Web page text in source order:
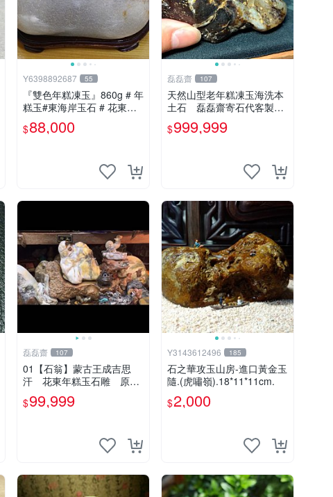
Y6398892687 55
『雙色年糕凍玉』860g # 年
糕玉#東海岸玉石 # 花東玉
石#總統石#台灣藍寶
$88,000
磊磊齋 107
天然山型老年糕凍玉海洗本
土石 磊磊齋寄石代客製石
雕切割研磨拋光養護盤珠台
灣藍寶東玉東海岸心臟石黑
$999,999
磊磊齋 107
01【石翁】蒙古王成吉思
汗 花東年糕玉石雕 原石
隨型手工巧雕 3000ｇ
原木瘤檯王座
$99,999
Y3143612496 185
石之華攻玉山房-進口黃金玉
隨.(虎嘯嶺).18*11*11cm.
$2,000